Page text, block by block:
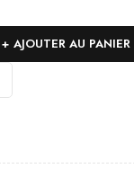
AJOUTER AU PANIER